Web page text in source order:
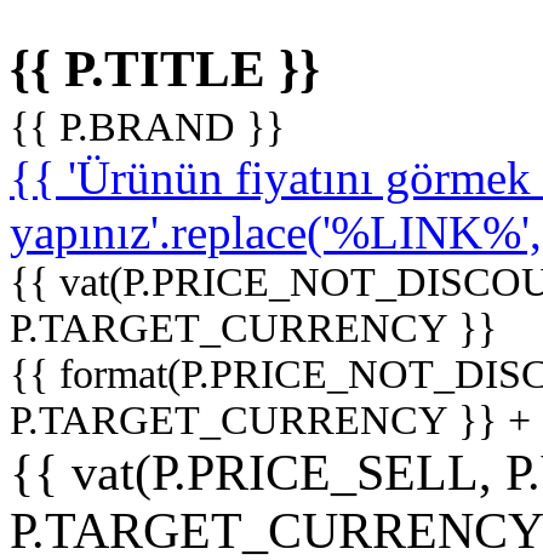
{{ P.TITLE }}
{{ P.BRAND }}
{{ 'Ürünün fiyatını
{{
P.TARGET_CURRENCY }}
{{
P.TARGET_CURRENCY }}
{{ vat(P.PRICE_SELL,